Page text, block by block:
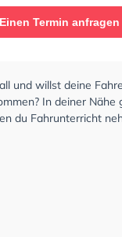
Einen Termin anfragen
und willst deine
In deiner Nähe
du Fahrunterricht